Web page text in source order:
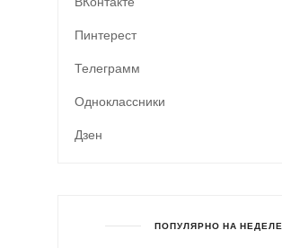
Пинтерест
Телеграмм
Одноклассники
Дзен
ПОПУЛЯРНО НА НЕДЕЛЕ